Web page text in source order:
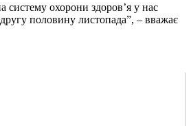
систему охорони здоров’я у нас
половину листопада”, – вважає